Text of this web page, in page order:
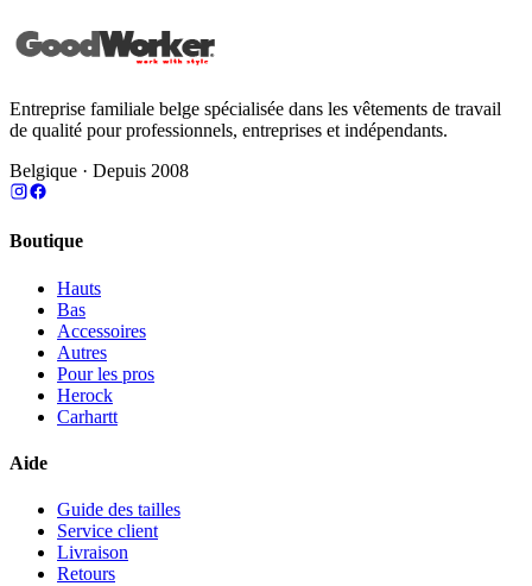
Entreprise familiale belge spécialisée dans les vêtements de travail
de qualité pour professionnels, entreprises et indépendants.
Belgique · Depuis 2008
Boutique
Hauts
Bas
Accessoires
Autres
Pour les pros
Herock
Carhartt
Aide
Guide des tailles
Service client
Livraison
Retours